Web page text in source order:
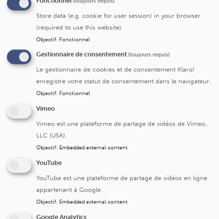
Les Cliniques universitaires Saint-Luc ont mis en place
une structure de gestion centralisée de la recherche
clinique, un « Clinical Trial Center (CTC)». Le CTC a pour
mission de professionnaliser la recherche clinique dans
l’institution et de couvrir tous les aspects relatifs à la
recherche commerciale et à la recherche académique
tant sur le plan économique qu’organisationnel.
La présentation du service, la liste des personnes de
contact et leurs coordonnées ainsi que les formations en
bonnes pratiques cliniques sont disponible viace lien
Le Comité D’Ethique Hospitalo-Facultaire
(CEHF)
Le rôle du comité d’éthique hospitalo-facultaire est
nécessaire et obligatoire car en tant qu’instance
indépendante, il s’assure du respect des droits et de la
sécurité des participants aux études cliniques : toute
Store data (e.g. cookie for user session) in your browser
(required to use this website).
Objectif: Fonctionnel
Gestionnaire de consentement(toujours requis)
Le gestionnaire de cookies et de consentement Klaro!
enregistre votre statut de consentement dans le navigateur.
Objectif: Fonctionnel
Vimeo
Vimeo est une plateforme de partage de vidéos de Vimeo,
LLC (USA).
Objectif: Embedded external content
YouTube
YouTube est une plateforme de partage de vidéos en ligne
appartenant à Google.
Objectif: Embedded external content
Google Analytics